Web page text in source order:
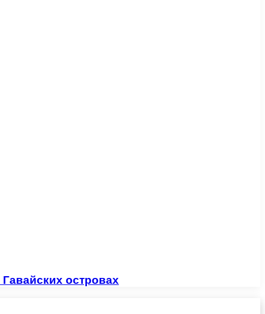
островах